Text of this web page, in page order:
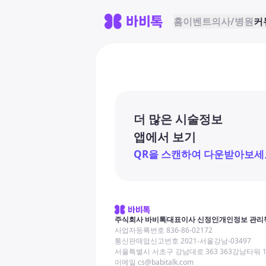
홈이벤트의사/병원커
더 많은 시술정보
앱에서 보기
QR을 스캔하여 다운받아보세
주식회사 바비톡대표이사 신정인개인정보 관리
사업자등록번호 836-86-02172
통신판매업신고번호 2021-서울강남-03497
서울특별시 서초구 강남대로 363 363강남타워
이메일 cs@babitalk.com